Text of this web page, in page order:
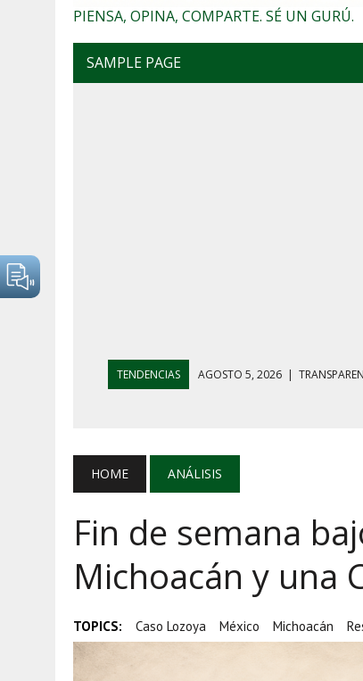
PIENSA, OPINA, COMPARTE. SÉ UN GURÚ.
SAMPLE PAGE
TENDENCIAS AGOSTO 5, 2026 | GOLPE AL
AGOSTO 5, 2026
AGOSTO 5, 2026 | EL GRAN GURÚ: BECAS CON
AGOSTO 5, 2026
TRANSPARENCIA,
HOME ANÁLISIS
Fin de semana
Michoacán y una
TOPICS: Caso Lozoya México Michoacán